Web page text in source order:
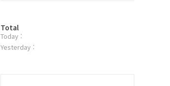
플
러
그
방
문
자
Total
Today :
Yesterday :